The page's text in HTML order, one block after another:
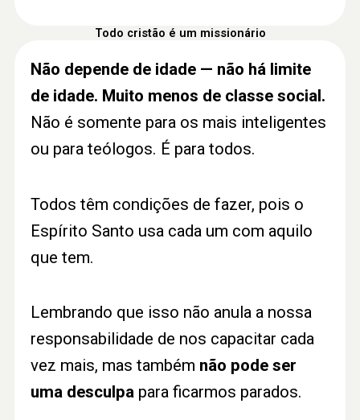
Todo cristão é um missionário
Não depende de idade — não há limite
de idade. Muito menos de classe social.
Não é somente para os mais inteligentes
ou para teólogos. É para todos.
Todos têm condições de fazer, pois o
Espírito Santo usa cada um com aquilo
que tem.
Lembrando que isso não anula a nossa
responsabilidade de nos capacitar cada
vez mais, mas também não pode ser
uma desculpapara ficarmos parados.